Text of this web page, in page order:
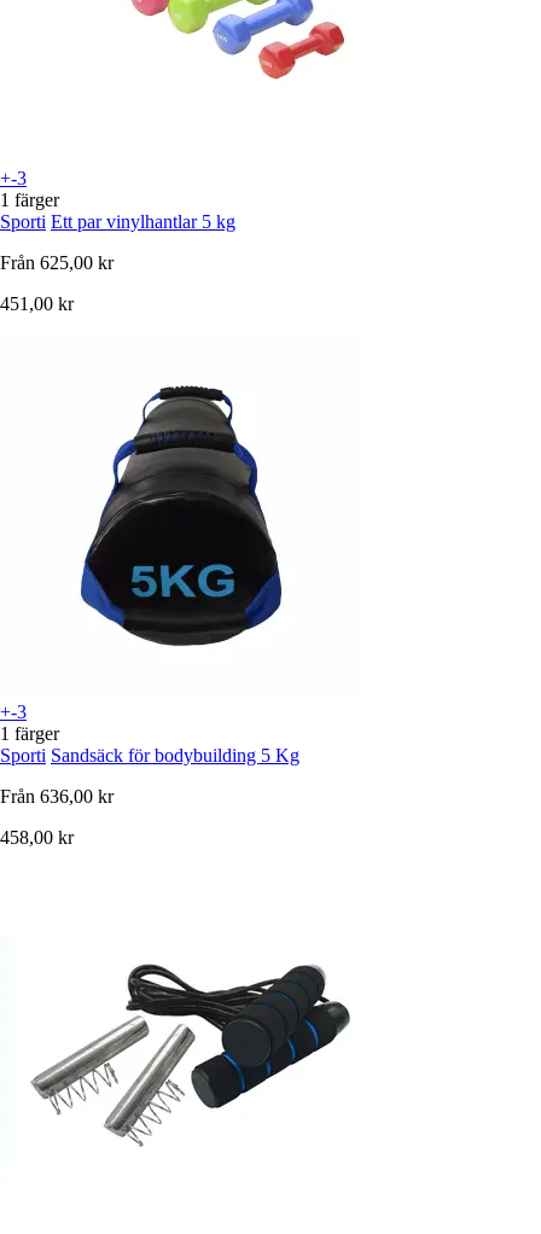
+-3
1 färger
Sporti Ett par vinylhantlar 5 kg
Från 625,00 kr
451,00 kr
+-3
1 färger
Sporti Sandsäck för bodybuilding 5 Kg
Från 636,00 kr
458,00 kr